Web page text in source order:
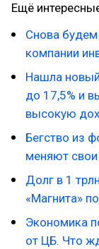
Ещё
Снова
компании
Нашла
до 17,5% и
высокую
Бегство из
меняют свои
Долг в 1
«Магнита»
Экономика
от ЦБ. Что